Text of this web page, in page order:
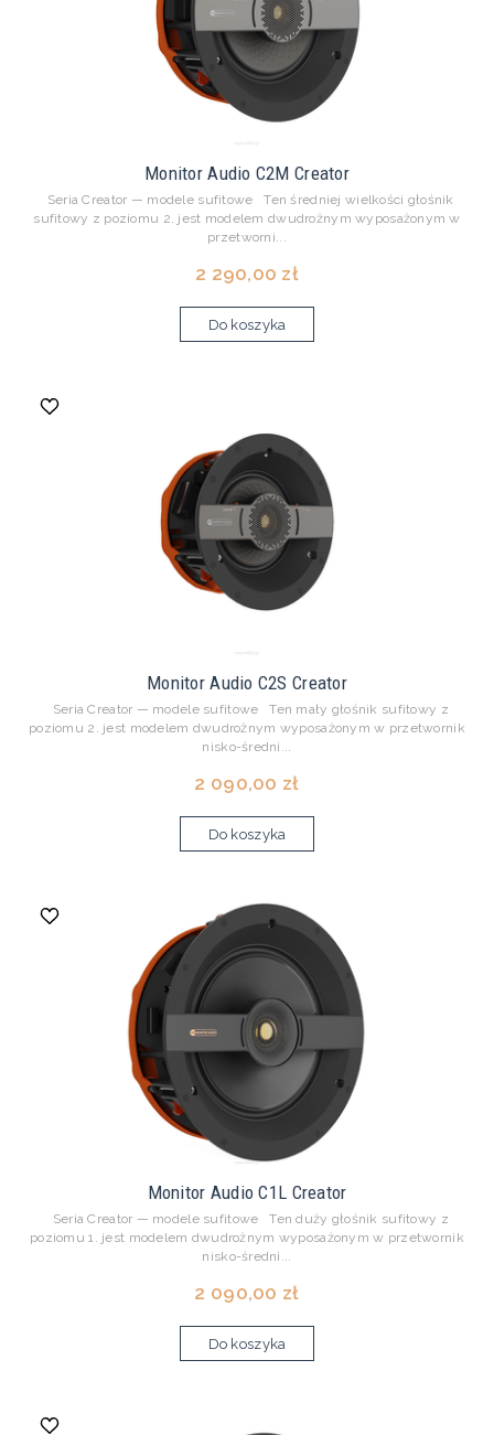
Monitor Audio C2M Creator
Seria Creator — modele sufitowe Ten średniej wielkości głośnik
sufitowy z poziomu 2. jest modelem dwudrożnym wyposażonym w
przetworni...
2 290,00 zł
Do koszyka
Monitor Audio C2S Creator
Seria Creator — modele sufitowe Ten mały głośnik sufitowy z
poziomu 2. jest modelem dwudrożnym wyposażonym w przetwornik
nisko-średni...
2 090,00 zł
Do koszyka
Monitor Audio C1L Creator
Seria Creator — modele sufitowe Ten duży głośnik sufitowy z
poziomu 1. jest modelem dwudrożnym wyposażonym w przetwornik
nisko-średni...
2 090,00 zł
Do koszyka